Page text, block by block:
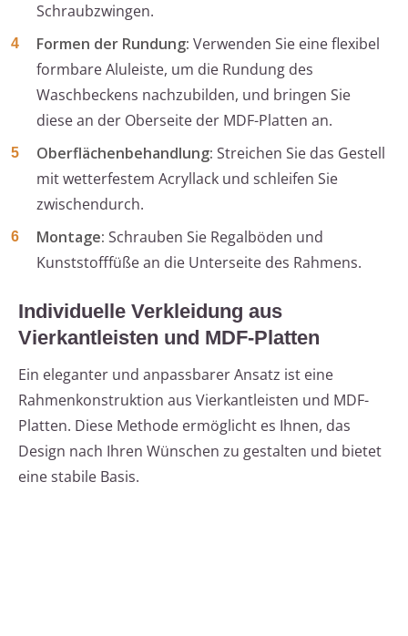
Schraubzwingen.
Formen der Rundung: Verwenden Sie eine flexibel
formbare Aluleiste, um die Rundung des
Waschbeckens nachzubilden, und bringen Sie
diese an der Oberseite der MDF-Platten an.
Oberflächenbehandlung: Streichen Sie das Gestell
mit wetterfestem Acryllack und schleifen Sie
zwischendurch.
Montage: Schrauben Sie Regalböden und
Kunststofffüße an die Unterseite des Rahmens.
Individuelle Verkleidung aus
Vierkantleisten und MDF-Platten
Ein eleganter und anpassbarer Ansatz ist eine
Rahmenkonstruktion aus Vierkantleisten und MDF-
Platten. Diese Methode ermöglicht es Ihnen, das
Design nach Ihren Wünschen zu gestalten und bietet
eine stabile Basis.